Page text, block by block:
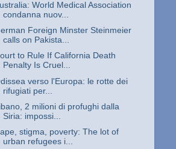
World Medical Association
condanna nuov...
Foreign Minster Steinmeier
calls on Pakista...
to Rule If California Death
Penalty Is Cruel...
verso l'Europa: le rotte dei
rifugiati per...
2 milioni di profughi dalla
Siria: impossi...
stigma, poverty: The lot of
urban refugees i...